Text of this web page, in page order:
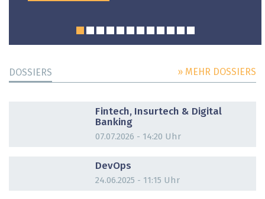
DOSSIERS » MEHR DOSSIERS
Fintech, Insurtech & Digital
Banking
07.07.2026 - 14:20 Uhr
DevOps
24.06.2025 - 11:15 Uhr